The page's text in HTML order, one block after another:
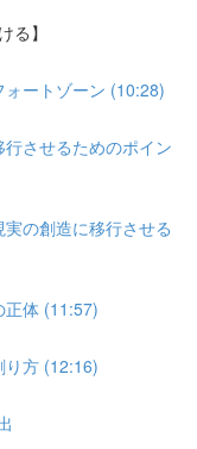
る】
ートゾーン (10:28)
させるためのポイン
の創造に移行させる
体 (11:57)
方 (12:16)